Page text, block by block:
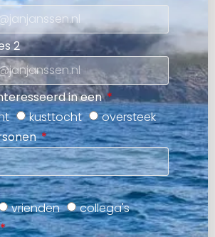
2
in een
kusttocht
oversteek
vrienden
collega's